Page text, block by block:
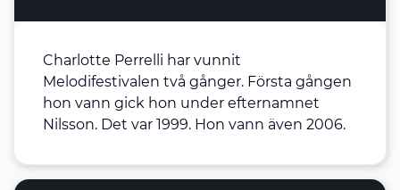
Charlotte Perrelli har vunnit
Melodifestivalen två gånger. Första gången
hon vann gick hon under efternamnet
Nilsson. Det var 1999. Hon vann även 2006.